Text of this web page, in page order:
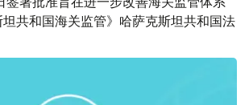
共和国海关监管》哈萨克斯坦共和国法